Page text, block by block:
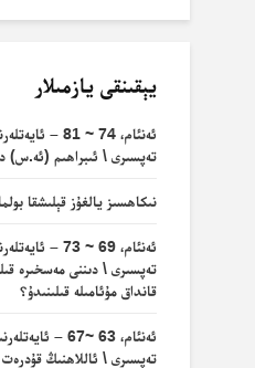
يېقىنقى يازمىلار
ئەنئام، 74 ~ 81
تەپسىرى \ ئىبراھىم (ئە.س)
نىكاھسىز يالغۇز قېلىشقا
ئەنئام، 69 ~ 73
تەپسىرى \ دىننى مەسخىرە
قانداق مۇئامىلە قىلىنىدۇ؟
ئەنئام، 63 ~67 –
تەپسىرى \ ئاللاھنىڭ